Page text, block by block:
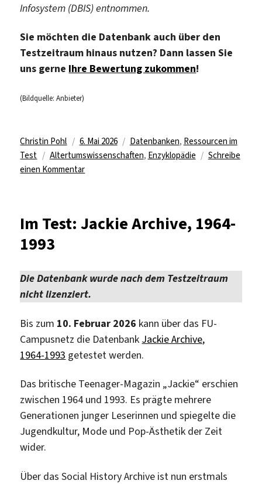
Infosystem (DBIS) entnommen.
Sie möchten die Datenbank auch über den
Testzeitraum hinaus nutzen? Dann lassen Sie
uns gerne Ihre Bewertung zukommen!
(Bildquelle: Anbieter)
Autor
Christin Pohl
Veröffentlicht
am
6. Mai 2026 Kategorien
Datenbanken, Ressourcen im
Test
Schlagwörter
Altertumswissenschaften, Enzyklopädie
Schreibe
einen Kommentarzu
in
and
Roman
Encyclopedia“
Im Test: Jackie Archive, 1964-
1993
Die Datenbank wurde nach dem Testzeitraum
nicht lizenziert.
Bis zum 10. Februar 2026 kann über das FU-
Campusnetz die Datenbank Jackie Archive,
1964-1993 getestet werden.
Das britische Teenager-Magazin „Jackie“ erschien
zwischen 1964 und 1993. Es prägte mehrere
Generationen junger Leserinnen und spiegelte die
Jugendkultur, Mode und Pop-Ästhetik der Zeit
wider.
Über das Social History Archive ist nun erstmals